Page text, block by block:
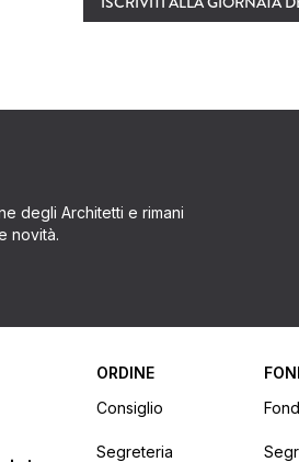
degli Architetti e rimani
novità.
ORDINE
Consiglio
Segreteria